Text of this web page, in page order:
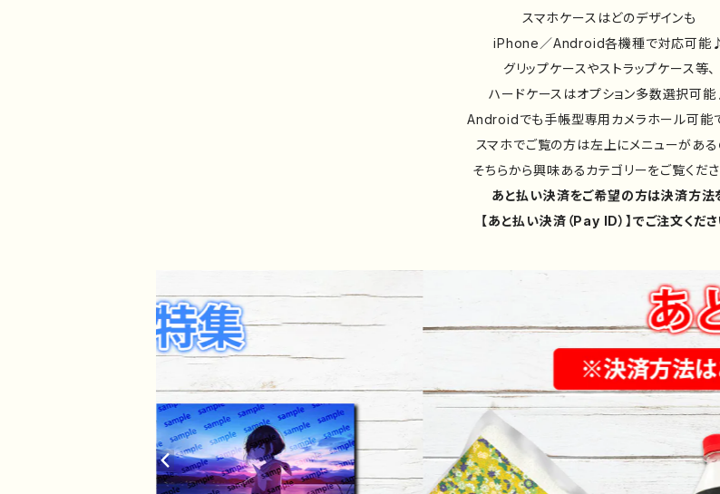
スマホケースはどのデザインも
iPhone／Android各機種で対応可能♪
グリップケースやストラップケース等、
ハードケースはオプション多数選択可
Androidでも手帳型専用カメラホール可能
スマホでご覧の方は左上にメニューがあ
そちらから興味あるカテゴリーをご覧くだ
あと払い決済をご希望の方は決済方法
【あと払い決済（Pay ID）】でご注文くださ